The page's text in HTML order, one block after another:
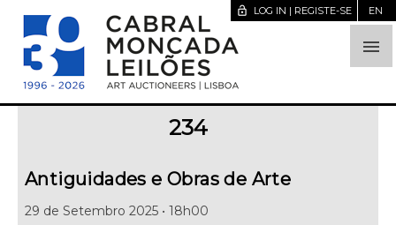

lock_open LOG IN | REGISTE-SE EN
234
Antiguidades e Obras de Arte
29 de Setembro 2025 • 18h00